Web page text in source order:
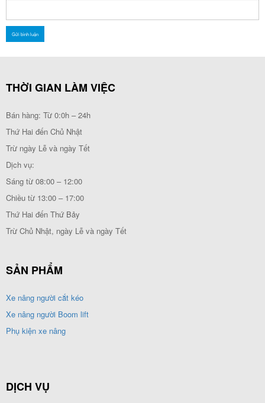
THỜI GIAN LÀM VIỆC
Bán hàng: Từ 0:0h – 24h
Thứ Hai đến Chủ Nhật
Trừ ngày Lễ và ngày Tết
Dịch vụ:
Sáng từ 08:00 – 12:00
Chiều từ 13:00 – 17:00
Thứ Hai đến Thứ Bảy
Trừ Chủ Nhật, ngày Lễ và ngày Tết
SẢN PHẨM
Xe nâng người cắt kéo
Xe nâng người Boom lift
Phụ kiện xe nâng
DỊCH VỤ